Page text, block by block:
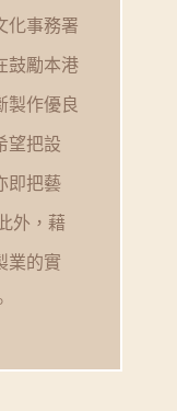
化事務署
鼓勵本港
製作優良
望把設
即把藝
外，藉
業的實